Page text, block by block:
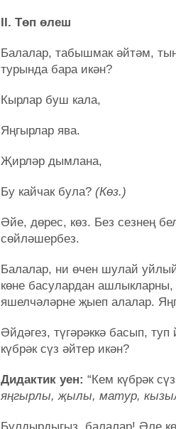
II. Төп өлеш
Балалар, табышмак әйтәм,
турында бара икән?
Кырлар буш кала,
Яңгырлар ява.
Җирләр дымлана,
Бу кайчак була? (Көз.)
Әйе, дөрес, көз. Без сезнең
сөйләшербез.
Балалар, ни өчен шулай
көне басулардан
яшелчәләрне җыеп алалар.
Әйдәгез, түгәрәккә басып,
күбрәк сүз әйтер икән?
Дидактик уен: “Кем күбрәк
яңгырлы, җылы, матур,
Булдырдыгыз, балалар! Әле